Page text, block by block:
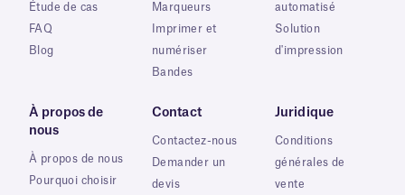
Étude de cas
FAQ
Blog
Marqueurs
Imprimer et
numériser
Bandes
automatisé
Solution
d'impression
À propos de
nous
À propos de nous
Pourquoi choisir
Contact
Contactez-nous
Demander un
devis
Juridique
Conditions
générales de
vente